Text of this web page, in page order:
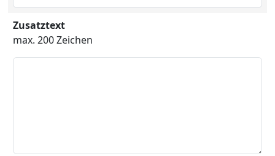
Zusatztext
max. 200 Zeichen